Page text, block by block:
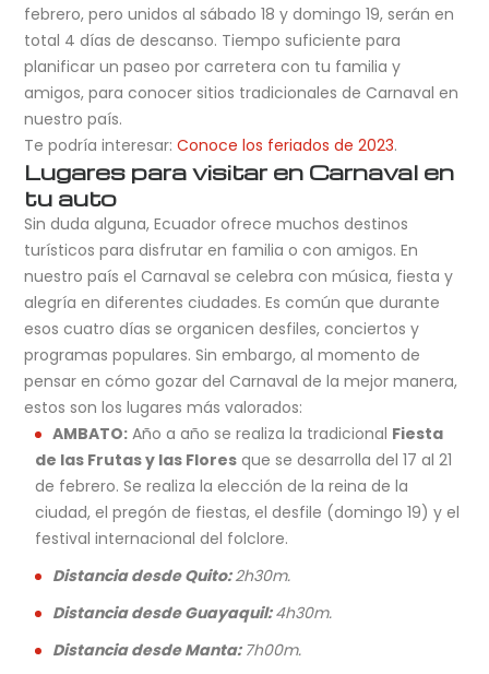
febrero, pero unidos al sábado 18 y domingo 19, serán en
total 4 días de descanso. Tiempo suficiente para
planificar un paseo por carretera con tu familia y
amigos, para conocer sitios tradicionales de Carnaval en
nuestro país.
Te podría interesar:Conoce los feriados de 2023.
Lugares para visitar en Carnaval en
tu auto
Sin duda alguna, Ecuador ofrece muchos destinos
turísticos para disfrutar en familia o con amigos. En
nuestro país el Carnaval se celebra con música, fiesta y
alegría en diferentes ciudades. Es común que durante
esos cuatro días se organicen desfiles, conciertos y
programas populares. Sin embargo, al momento de
pensar en cómo gozar del Carnaval de la mejor manera,
estos son los lugares más valorados:
AMBATO: Año a año se realiza la tradicional Fiesta
de las Frutas y las Flores que se desarrolla del 17 al 21
de febrero. Se realiza la elección de la reina de la
ciudad, el pregón de fiestas, el desfile (domingo 19) y el
festival internacional del folclore.
Distancia desde Quito:2h30m.
Distancia desde Guayaquil:4h30m.
Distancia desde Manta: 7h00m.